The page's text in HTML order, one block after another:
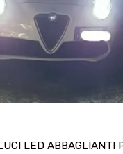
LED ABBAGLIANTI